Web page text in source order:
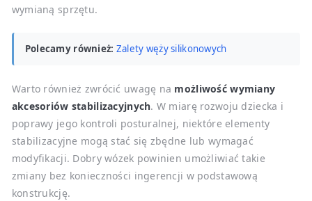
wymianą sprzętu.
Polecamy również: Zalety węży silikonowych
Warto również zwrócić uwagę na możliwość wymiany
akcesoriów stabilizacyjnych. W miarę rozwoju dziecka i
poprawy jego kontroli posturalnej, niektóre elementy
stabilizacyjne mogą stać się zbędne lub wymagać
modyfikacji. Dobry wózek powinien umożliwiać takie
zmiany bez konieczności ingerencji w podstawową
konstrukcję.